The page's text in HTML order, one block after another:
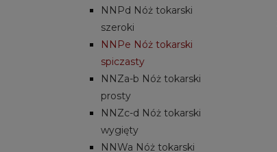
NNPd Nóż tokarski
szeroki
NNPe Nóż tokarski
spiczasty
NNZa-b Nóż tokarski
prosty
NNZc-d Nóż tokarski
wygięty
NNWa Nóż tokarski